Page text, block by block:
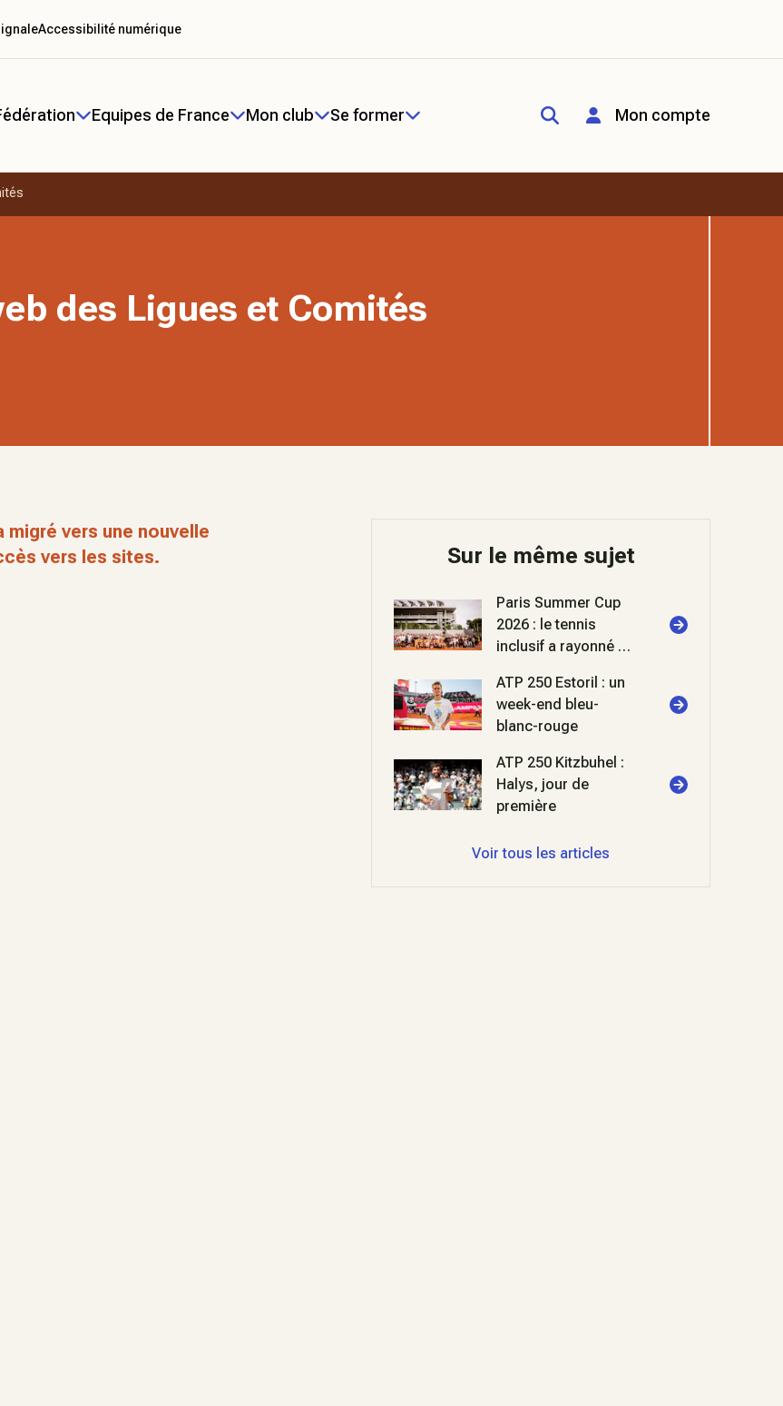
Equipes de France Mon club Se former Mon compte
Accessibilité numérique
des Ligues et Comités
vers une nouvelle
vers les sites.
Sur le même sujet
Paris Summer Cup
2026 : le tennis
inclusif a rayonné à
ATP 250 Estoril : un
week-end bleu-
blanc-rouge
ATP 250 Kitzbuhel :
Halys, jour de
première
Voir tous les articles